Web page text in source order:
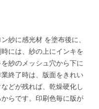
紗に感光材 を塗布後に、
には、紗の上にインキを
紗のメッシュ穴から下に
終了時は、版面をきれい
どが残れば、乾燥硬化し
らです。印刷色毎に版が